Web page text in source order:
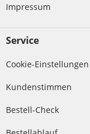
Impressum
Service
Cookie-Einstellungen
Kundenstimmen
Bestell-Check